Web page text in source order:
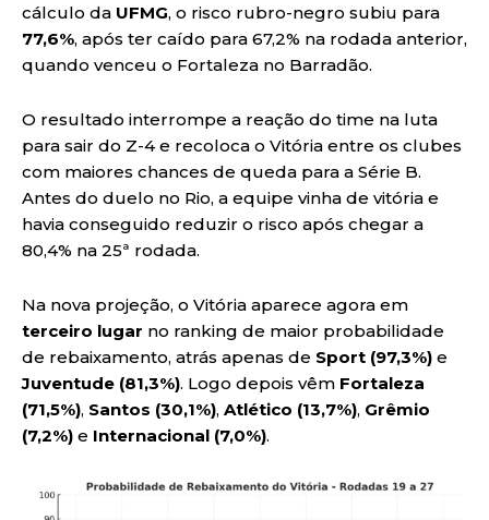
cálculo da UFMG, o risco rubro-negro subiu para
77,6%, após ter caído para 67,2% na rodada anterior,
quando venceu o Fortaleza no Barradão.
O resultado interrompe a reação do time na luta
para sair do Z-4 e recoloca o Vitória entre os clubes
com maiores chances de queda para a Série B.
Antes do duelo no Rio, a equipe vinha de vitória e
havia conseguido reduzir o risco após chegar a
80,4% na 25ª rodada.
Na nova projeção, o Vitória aparece agora em
terceiro lugar no ranking de maior probabilidade
de rebaixamento, atrás apenas de Sport (97,3%) e
Juventude (81,3%). Logo depois vêm Fortaleza
(71,5%), Santos (30,1%), Atlético (13,7%), Grêmio
(7,2%) e Internacional (7,0%).